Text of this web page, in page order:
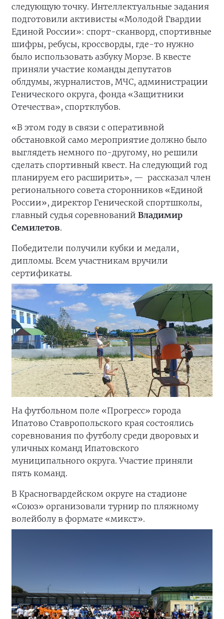
следующую точку. Интеллектуальные задания
подготовили активисты «Молодой Гвардии
Единой России»: спорт-сканворд, спортивные
шифры, ребусы, кроссворды, где-то нужно
было использовать азбуку Морзе. В квесте
приняли участие команды депутатов
облдумы, журналистов, МЧС, администрации
Генического округа, фонда «Защитники
Отечества», спортклубов.
«В этом году в связи с оперативной
обстановкой само мероприятие должно было
выглядеть немного по-другому, но решили
сделать спортивный квест. На следующий год
планируем его расширить», — рассказал член
регионального совета сторонников «Единой
России», директор Генической спортшколы,
главный судья соревнований Владимир
Семилетов.
Победители получили кубки и медали,
дипломы. Всем участникам вручили
сертификаты.
На футбольном поле «Прогресс» города
Ипатово Ставропольского края состоялись
соревнования по футболу среди дворовых и
уличных команд Ипатовского
муниципального округа. Участие приняли
пять команд.
В Красногвардейском округе на стадионе
«Союз» организовали турнир по пляжному
волейболу в формате «микст».